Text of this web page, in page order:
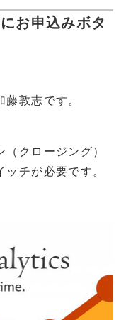
お申込みボタ
敦志です。
クロージング）
チが必要です。